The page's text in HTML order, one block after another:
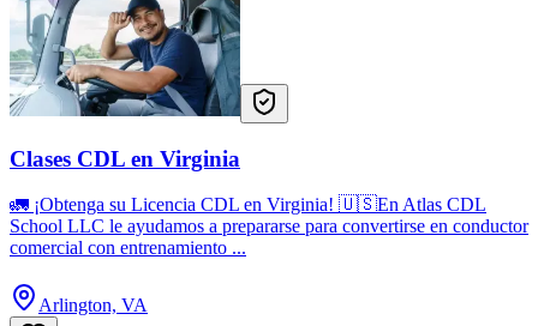
Clases CDL en Virginia
🚛 ¡Obtenga su Licencia CDL en Virginia! 🇺🇸En Atlas CDL
School LLC le ayudamos a prepararse para convertirse en conductor
comercial con entrenamiento ...
Arlington, VA